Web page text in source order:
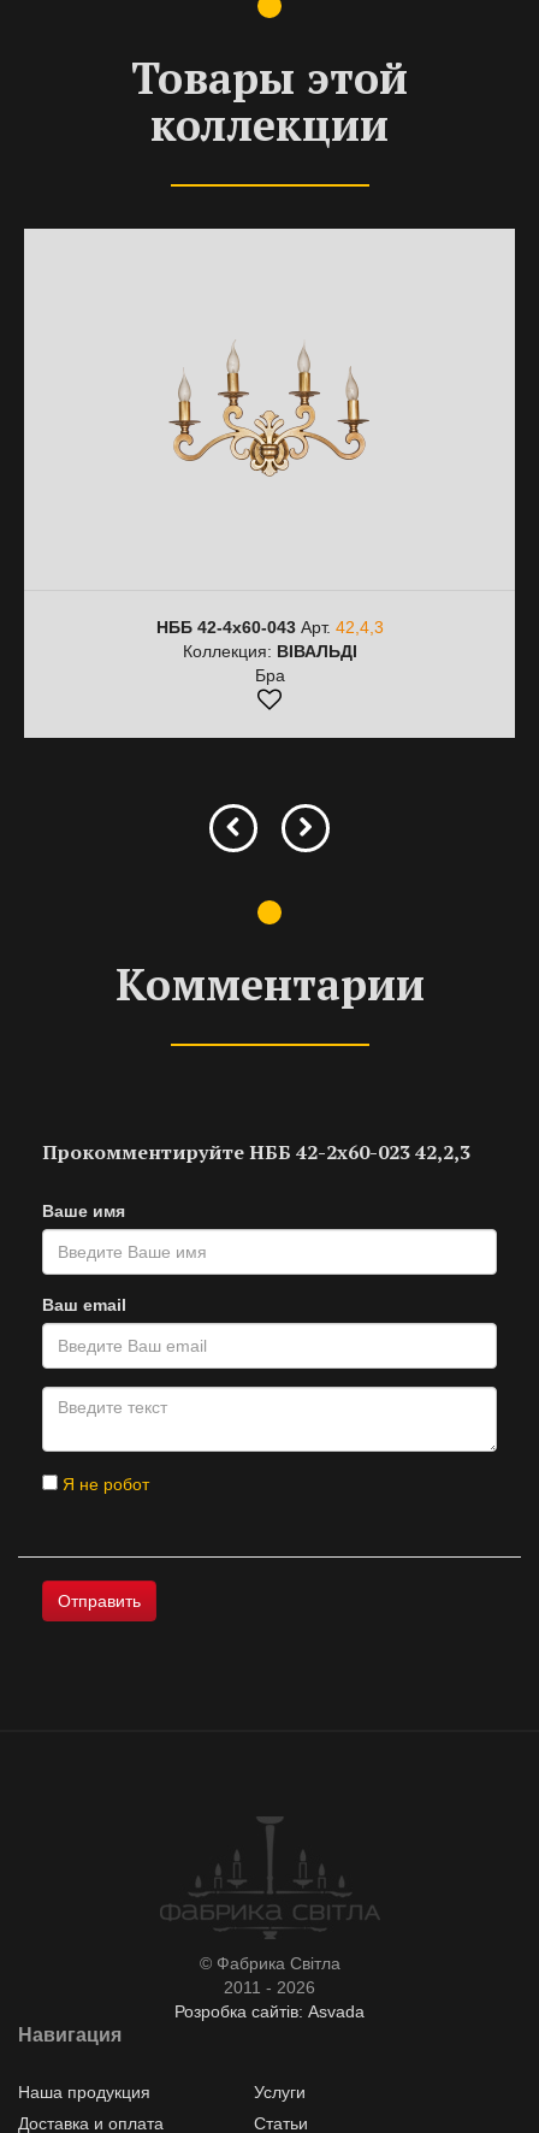
Товары этой
коллекции
НББ 42-4х60-043Арт. 42,4,3
Коллекция: ВІВАЛЬДІ
Бра
Комментарии
Прокомментируйте НББ 42-2х60-023 42,2,3
Ваше имя
Ваш email
Я не робот
© Фабрика Світла
2011 - 2026
Розробка сайтів: Asvada
Навигация
Наша продукция
Услуги
Доставка и оплата
Статьи